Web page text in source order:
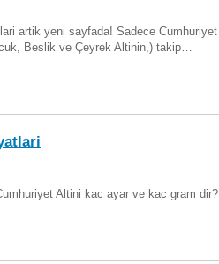
artik yeni sayfada! Sadece Cumhuriyet
Beslik ve Çeyrek Altinin,) takip…
Altini kac ayar ve kac gram dir?